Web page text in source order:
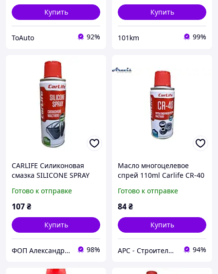
Купить
ToAuto 92%
Купить
101km 99%
CARLIFE Силиконовая
смазка SILICONE SPRAY
Готово к отправке
107₴
Купить
ФОП Александрова Ірина Анатоліївна 98%
Масло многоцелевое
спрей 110ml Carlife CR-40
Готово к отправке
84₴
Купить
АРС - Строительный интернет-гипермаркет 94%